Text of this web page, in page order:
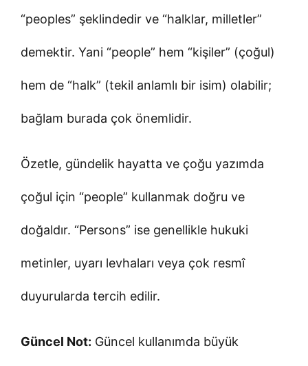
“peoples” şeklindedir ve “halklar, milletler”
demektir. Yani “people” hem “kişiler” (çoğul)
hem de “halk” (tekil anlamlı bir isim) olabilir;
bağlam burada çok önemlidir.
Özetle, gündelik hayatta ve çoğu yazımda
çoğul için “people” kullanmak doğru ve
doğaldır. “Persons” ise genellikle hukuki
metinler, uyarı levhaları veya çok resmî
duyurularda tercih edilir.
Güncel Not: Güncel kullanımda büyük